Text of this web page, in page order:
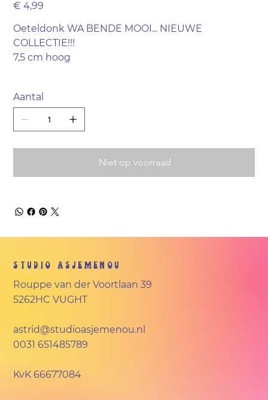
€ 4,99
Oeteldonk WA BENDE MOOI... NIEUWE
COLLECTIE!!!
7,5 cm hoog
Aantal
Niet op voorraad
Studio Asjemenou
Rouppe van der Voortlaan 39
5262HC VUGHT
astrid@studioasjemenou.nl
0031 651485789
KvK66677084